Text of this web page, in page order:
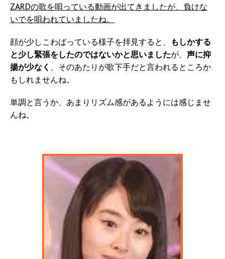
ZARDの歌を唄っている動画が出てきましたが、負けな
いでを唄われていましたね。
顔が少しこわばっている様子を拝見すると、
もしかする
と少し緊張をしたのではないかと思いましたが、 声に抑
揚が少なく 、そのあたりが歌下手だと言われるところか
もしれませんね。
単調と言うか、あまりリズム感があるようには感じませ
んね。